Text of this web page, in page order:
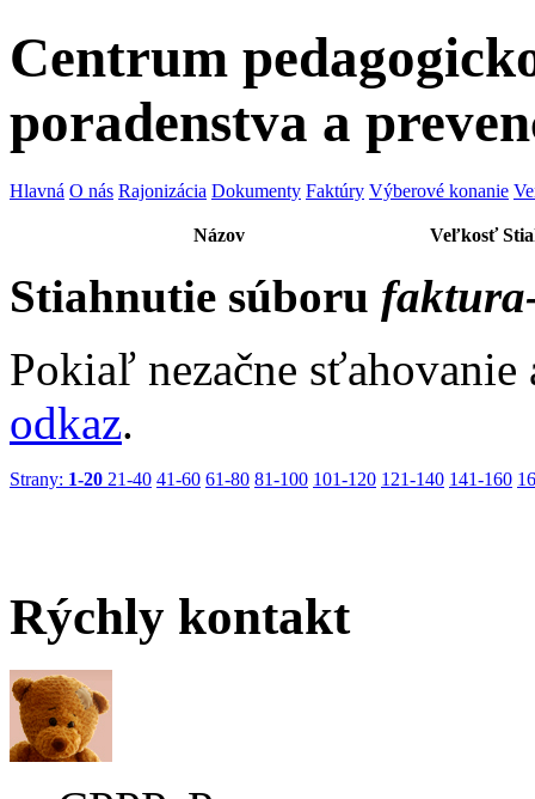
Centrum
poradenstva a
Hlavná O nás Rajonizácia Dokumenty Faktúry Výberové konanie
Názov Veľkosť
Stiahnutie súboru
Pokiaľ nezačne
odkaz.
Strany: 1-20 21-40 41-60 61-80 81-100 101-120 121-140 141-160
Rýchly kontakt